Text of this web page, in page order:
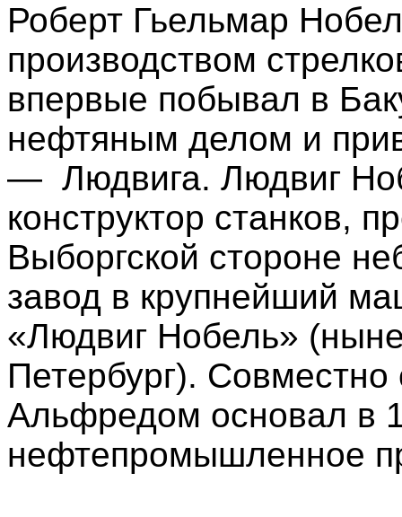
Роберт Гьельмар
производством
впервые побывал в
нефтяным делом и
— Людвига. Людвиг
конструктор станков,
Выборгской стороне
завод в крупнейший
«Людвиг Нобель»
Петербург).
Альфредом основал в
нефтепромышленное